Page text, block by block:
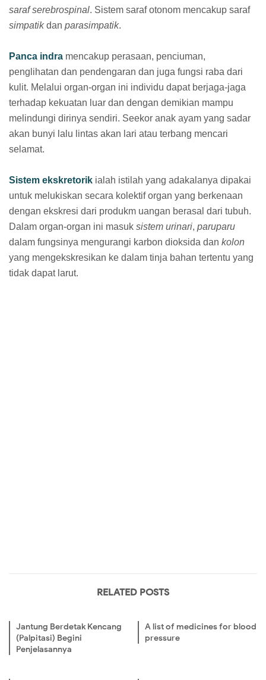
saraf serebrospinal. Sistem saraf otonom mencakup saraf
simpatikdan parasimpatik.
Panca indra mencakup perasaan, penciuman,
penglihatan dan pendengaran dan juga fungsi raba dari
kulit. Melalui organ-organ ini individu dapat berjaga-jaga
terhadap kekuatan luar dan dengan demikian mampu
melindungi dirinya sendiri. Seekor anak ayam yang sadar
akan bunyi lalu lintas akan lari atau terbang mencari
selamat.
Sistem ekskretorik ialah istilah yang adakalanya dipakai
untuk melukiskan secara kolektif organ yang berkenaan
dengan ekskresi dari produkm uangan berasal dari tubuh.
Dalam organ-organ ini masuk sistem urinari, paruparu
dalam fungsinya mengurangi karbon dioksida dan kolon
yang mengekskresikan ke dalam tinja bahan tertentu yang
tidak dapat larut.
RELATED POSTS
Jantung Berdetak Kencang
(Palpitasi) Begini
Penjelasannya
A list of medicines for blood
pressure